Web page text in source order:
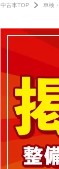
中古車TOP 車検